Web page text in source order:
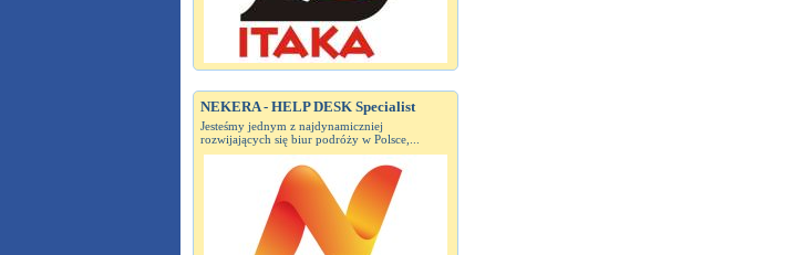
NEKERA - HELP DESK Specialist
Jesteśmy jednym z najdynamiczniej
rozwijających się biur podróży w Polsce,...